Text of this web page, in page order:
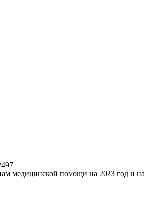
медицинской помощи на 2023 год и